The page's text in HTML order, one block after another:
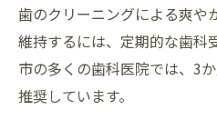
歯のクリーニングによる爽や
維持するには、定期的な歯科
市の多くの歯科医院では、3
推奨しています。